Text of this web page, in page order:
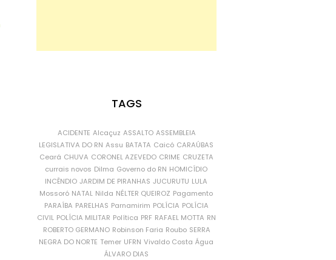
TAGS
ACIDENTE Alcaçuz ASSALTO ASSEMBLEIA
LEGISLATIVA DO RN Assu BATATA Caicó CARAÚBAS
Ceará CHUVA CORONEL AZEVEDO CRIME CRUZETA
currais novos Dilma Governo do RN HOMICÍDIO
INCÊNDIO JARDIM DE PIRANHAS JUCURUTU LULA
Mossoró NATAL Nilda NÉLTER QUEIROZ Pagamento
PARAÍBA PARELHAS Parnamirim POLÍCIA POLÍCIA
CIVIL POLÍCIA MILITAR Política PRF RAFAEL MOTTA RN
ROBERTO GERMANO Robinson Faria Roubo SERRA
NEGRA DO NORTE Temer UFRN Vivaldo Costa Água
ÁLVARO DIAS